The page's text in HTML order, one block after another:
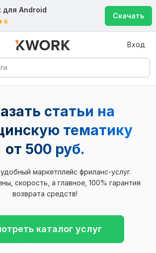
для Android
Скачать
Вход
статьи на
тематику
от 500 руб.
маркетплейс фриланс-услуг.
скорость, а главное, 100% гарантия
возврата средств!
каталог услуг